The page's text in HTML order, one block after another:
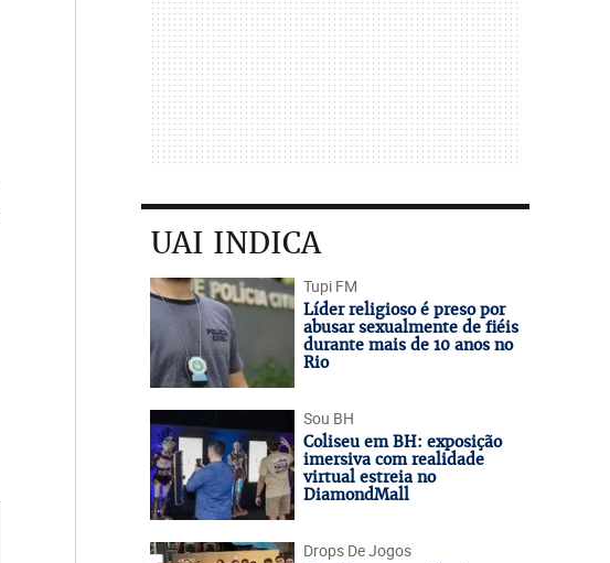
UAI INDICA
Tupi FM
Líder religioso é preso por
abusar sexualmente de fiéis
durante mais de 10 anos no
Rio
Sou BH
Coliseu em BH: exposição
imersiva com realidade
virtual estreia no
DiamondMall
Drops De Jogos